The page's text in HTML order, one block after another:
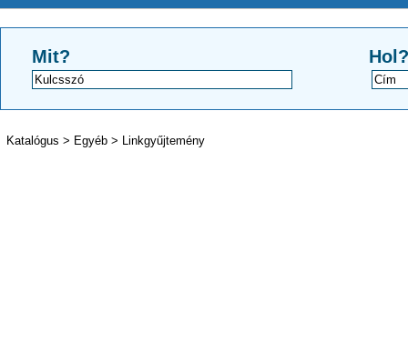
Mit? Hol?
Katalógus > Egyéb > Linkgyűjtemény